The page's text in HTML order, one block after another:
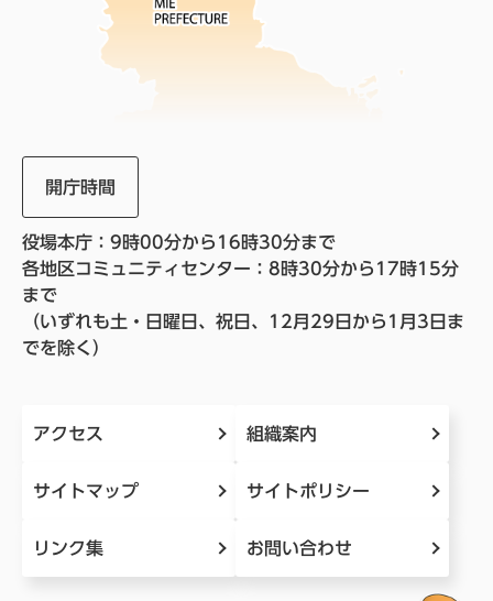
開庁時間
役場本庁：9時00分から16時30分まで
各地区コミュニティセンター：8時30分から17時15分
まで
（いずれも土・日曜日、祝日、12月29日から1月3日ま
でを除く）
アクセス 組織案内
サイトマップ サイトポリシー
リンク集 お問い合わせ